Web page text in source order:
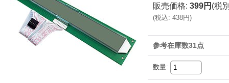
販売価格: 399円 (税
(税込: 438円)
参考在庫数31点
数量: